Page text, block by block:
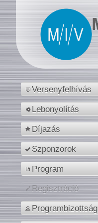
Versenyfelhívás
Lebonyolítás
Díjazás
Szponzorok
Program
Regisztráció
Programbizottság